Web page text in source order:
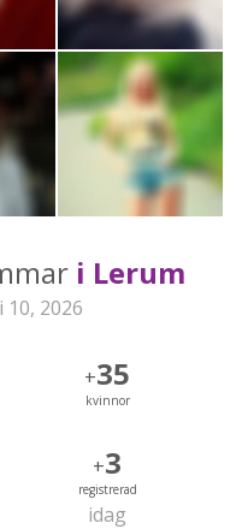
i Lerum
10, 2026
+35
kvinnor
+3
registrerad
idag